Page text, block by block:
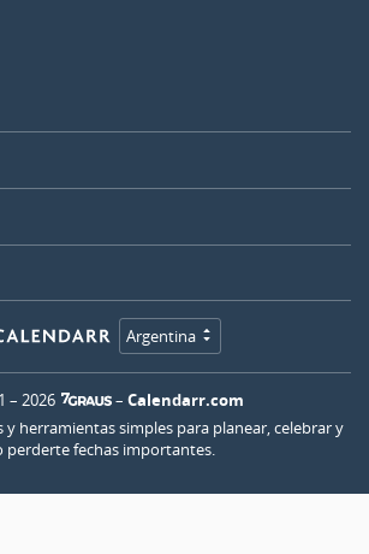
Argentina
– 2026 – Calendarr.com
y herramientas simples para planear, celebrar y
perderte fechas importantes.